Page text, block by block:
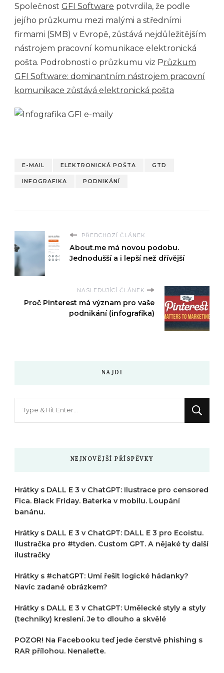
Společnost GFI Software potvrdila, že podle
jejího průzkumu mezi malými a středními
firmami (SMB) v Evropě, zůstává nejdůležitějším
nástrojem pracovní komunikace elektronická
pošta. Podrobnosti o průzkumu viz Průzkum
GFI Software: dominantním nástrojem pracovní
komunikace zůstává elektronická pošta
E-MAIL ELEKTRONICKÁ POŠTA GTD
INFOGRAFIKA PODNIKÁNÍ
PŘEDCHOZÍ ČLÁNEK
About.me má novou podobu.
Jednodušší a i lepší než dřívější
NASLEDUJÍCÍ ČLÁNEK
Proč Pinterest má význam pro vaše
podnikání (infografika)
NAJDI
NEJNOVĚJŠÍ PŘÍSPĚVKY
Hrátky s DALL E 3 v ChatGPT: Ilustrace pro censored
Fica. Black Friday. Baterka v mobilu. Loupání
banánu.
Hrátky s DALL E 3 v ChatGPT: DALL E 3 pro Ecoistu.
Ilustračka pro #tyden. Custom GPT. A nějaké ty další
ilustračky
Hrátky s #chatGPT: Umí řešit logické hádanky?
Navíc zadané obrázkem?
Hrátky s DALL E 3 v ChatGPT: Umělecké styly a styly
(techniky) kreslení. Je to dlouho a skvělé
POZOR! Na Facebooku teď jede čerstvě phishing s
RAR přílohou. Nenaleťte.